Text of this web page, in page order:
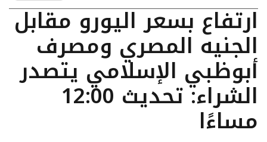
ارتفاع بسعر اليورو مقابل
الجنيه المصري ومصرف
أبوظبي الإسلامي يتصدر
الشراء: تحديث 12:00
مساءًا